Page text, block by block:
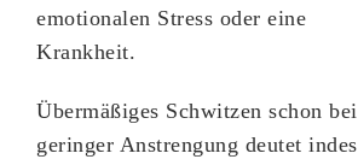
emotionalen Stress oder eine
Krankheit.
Übermäßiges Schwitzen schon bei
geringer Anstrengung deutet indes